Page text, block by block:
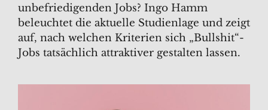
unbefriedigenden Jobs? Ingo Hamm
beleuchtet die aktuelle Studienlage und zeigt
auf, nach welchen Kriterien sich „Bullshit“-
Jobs tatsächlich attraktiver gestalten lassen.